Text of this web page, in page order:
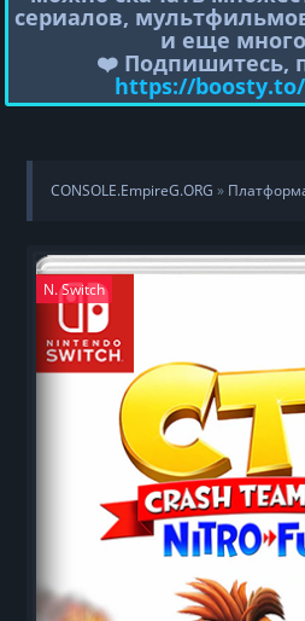
сериалов,
и еще много
❤️ Подпишитесь,
https://
CONSOLE.EmpireG.ORG »
N. Switch